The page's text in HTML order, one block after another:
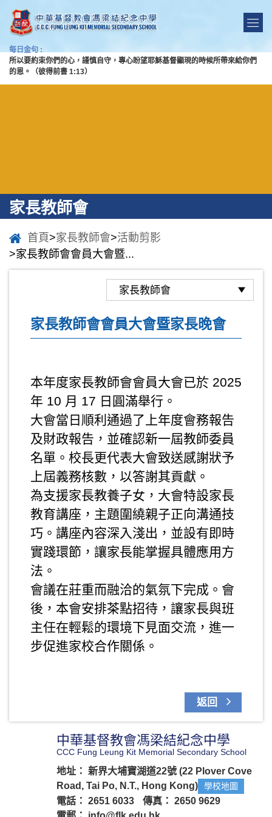
每日金句 :
所以要約束你們的心，謹慎自守，專心盼望耶穌基督顯現的時候所帶來給你們
的恩。（彼得前書 1:13）
家長教師會
首頁>家長教師會>活動剪影
>家長教師會會員大會暨...
家長教師會會員大會暨家長晚會
本年度家長教師會會員大會已於 2025
年 10 月 17 日圓滿舉行。
大會當日順利通過了上年度會務報告
及財政報告，並確認新一屆教師委員
名單。校長更代表大會致送感謝狀予
上屆義務核數，以答謝其貢獻。
為支援家長教養子女，大會特設家長
教育講座，主題圍繞親子正向溝通技
巧。講座內容深入淺出，並設有即時
實踐環節，讓家長能掌握具體應用方
法。
會議在莊重而融洽的氣氛下完成。會
後，本會安排茶點招待，讓家長與班
主任在輕鬆的環境下見面交流，進一
步促進家校合作關係。
返回
中華基督教會馮梁結紀念中學
CCC Fung Leung Kit Memorial Secondary School
地址： 新界大埔寶湖道22號 (22 Plover Cove
Road, Tai Po, N.T., Hong Kong)
學校地圖
電話： 2651 6033
傳真： 2650 9629